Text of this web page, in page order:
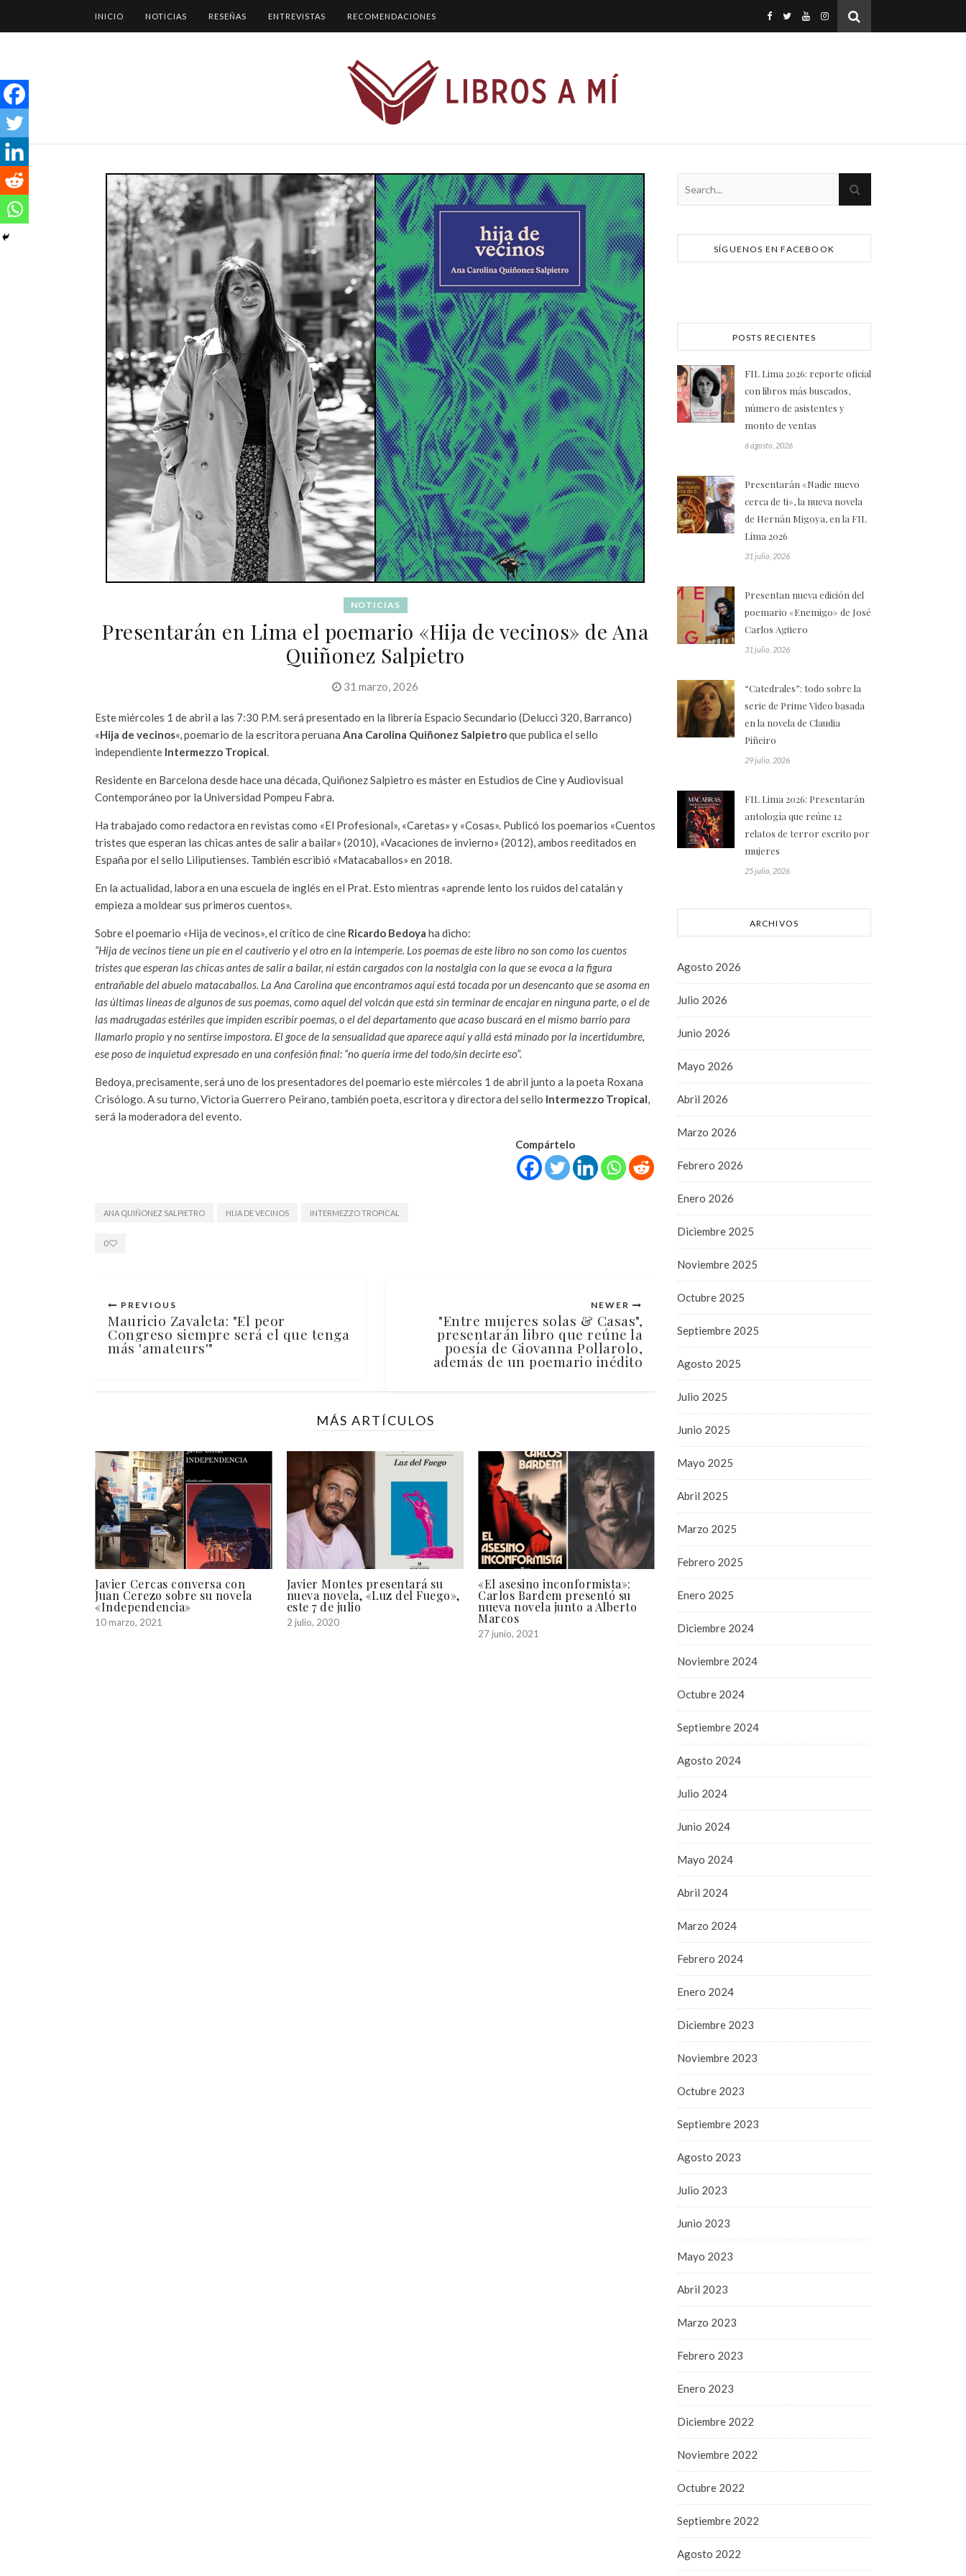
INICIO NOTICIAS RESEÑAS ENTREVISTAS RECOMENDACIONES
NOTICIAS
Presentarán en Lima el poemario «Hija de vecinos» de Ana
Quiñonez Salpietro
31 marzo, 2026
Este miércoles 1 de abril a las 7:30 P.M. será presentado en la librería Espacio Secundario (Delucci 320, Barranco)
«Hija de vecinos«, poemario de la escritora peruana Ana Carolina Quiñonez Salpietroque publica el sello
independiente Intermezzo Tropical.
Residente en Barcelona desde hace una década, Quiñonez Salpietro es máster en Estudios de Cine y Audiovisual
Contemporáneo por la Universidad Pompeu Fabra.
Ha trabajado como redactora en revistas como «El Profesional», «Caretas» y «Cosas». Publicó los poemarios «Cuentos
tristes que esperan las chicas antes de salir a bailar» (2010), «Vacaciones de invierno» (2012), ambos reeditados en
España por el sello Liliputienses. También escribió «Matacaballos» en 2018.
En la actualidad, labora en una escuela de inglés en el Prat. Esto mientras «aprende lento los ruidos del catalán y
empieza a moldear sus primeros cuentos».
Sobre el poemario «Hija de vecinos», el crítico de cine Ricardo Bedoya ha dicho:
“Hija de vecinos tiene un pie en el cautiverio y el otro en la intemperie. Los poemas de este libro no son como los cuentos
tristes que esperan las chicas antes de salir a bailar, ni están cargados con la nostalgia con la que se evoca a la figura
entrañable del abuelo matacaballos. La Ana Carolina que encontramos aquí está tocada por un desencanto que se asoma en
las últimas líneas de algunos de sus poemas, como aquel del volcán que está sin terminar de encajar en ninguna parte, o el de
las madrugadas estériles que impiden escribir poemas, o el del departamento que acaso buscará en el mismo barrio para
llamarlo propio y no sentirse impostora. El goce de la sensualidad que aparece aquí y allá está minado por la incertidumbre,
ese poso de inquietud expresado en una confesión final: “no quería irme del todo/sin decirte eso”.
Bedoya, precisamente, será uno de los presentadores del poemario este miércoles 1 de abril junto a la poeta Roxana
Crisólogo. A su turno, Victoria Guerrero Peirano, también poeta, escritora y directora del sello Intermezzo Tropical,
será la moderadora del evento.
Compártelo
ANA QUIÑONEZ SALPIETRO HIJA DE VECINOS INTERMEZZO TROPICAL
0
PREVIOUS
Mauricio Zavaleta: "El peor
Congreso siempre será el que tenga
más 'amateurs'"
NEWER
"Entre mujeres solas & Casas",
presentarán libro que reúne la
poesía de Giovanna Pollarolo,
además de un poemario inédito
MÁS ARTÍCULOS
Javier Cercas conversa con
Juan Cerezo sobre su novela
«Independencia»
10 marzo, 2021
Javier Montes presentará su
nueva novela, «Luz del Fuego»,
este 7 de julio
2 julio, 2020
«El asesino inconformista»:
Carlos Bardem presentó su
nueva novela junto a Alberto
Marcos
27 junio, 2021
SÍGUENOS EN FACEBOOK
POSTS RECIENTES
FIL Lima 2026: reporte oficial
con libros más buscados,
número de asistentes y
monto de ventas
6 agosto, 2026
Presentarán «Nadie nuevo
cerca de ti», la nueva novela
de Hernán Migoya, en la FIL
Lima 2026
31 julio, 2026
Presentan nueva edición del
poemario «Enemigo» de José
Carlos Agüero
31 julio, 2026
“Catedrales”: todo sobre la
serie de Prime Video basada
en la novela de Claudia
Piñeiro
29 julio, 2026
FIL Lima 2026: Presentarán
antología que reúne 12
relatos de terror escrito por
mujeres
25 julio, 2026
ARCHIVOS
Agosto 2026
Julio 2026
Junio 2026
Mayo 2026
Abril 2026
Marzo 2026
Febrero 2026
Enero 2026
Diciembre 2025
Noviembre 2025
Octubre 2025
Septiembre 2025
Agosto 2025
Julio 2025
Junio 2025
Mayo 2025
Abril 2025
Marzo 2025
Febrero 2025
Enero 2025
Diciembre 2024
Noviembre 2024
Octubre 2024
Septiembre 2024
Agosto 2024
Julio 2024
Junio 2024
Mayo 2024
Abril 2024
Marzo 2024
Febrero 2024
Enero 2024
Diciembre 2023
Noviembre 2023
Octubre 2023
Septiembre 2023
Agosto 2023
Julio 2023
Junio 2023
Mayo 2023
Abril 2023
Marzo 2023
Febrero 2023
Enero 2023
Diciembre 2022
Noviembre 2022
Octubre 2022
Septiembre 2022
Agosto 2022